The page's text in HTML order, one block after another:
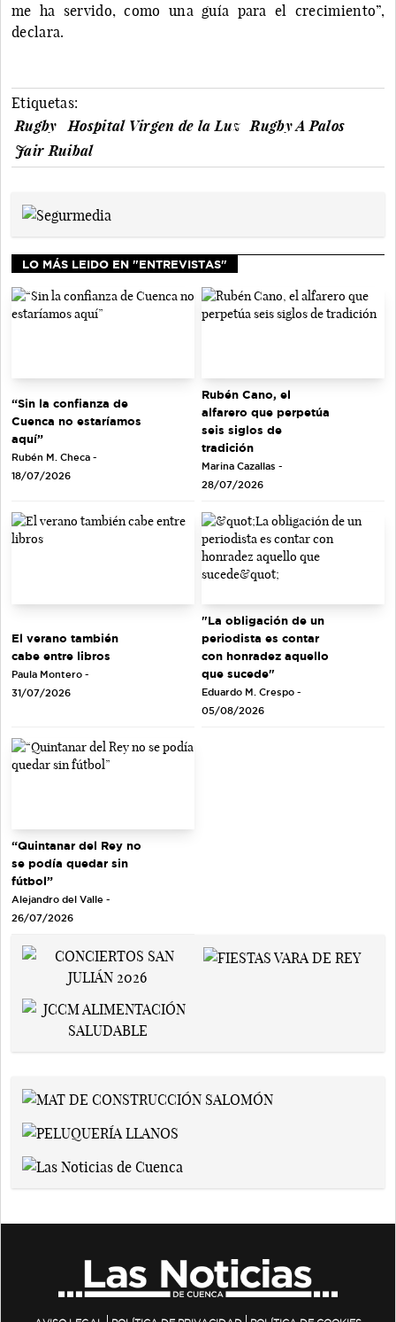
me ha servido, como una guía para el crecimiento”,
declara.
Etiquetas:
Rugby
Hospital Virgen de la Luz
Rugby A Palos
Jair Ruibal
LO MÁS LEIDO EN "ENTREVISTAS"
“Sin la confianza de
Cuenca no estaríamos
aquí”
Rubén M. Checa -
18/07/2026
Rubén Cano, el
alfarero que perpetúa
seis siglos de
tradición
Marina Cazallas -
28/07/2026
El verano también
cabe entre libros
Paula Montero -
31/07/2026
"La obligación de un
periodista es contar
con honradez aquello
que sucede"
Eduardo M. Crespo -
05/08/2026
“Quintanar del Rey no
se podía quedar sin
fútbol”
Alejandro del Valle -
26/07/2026